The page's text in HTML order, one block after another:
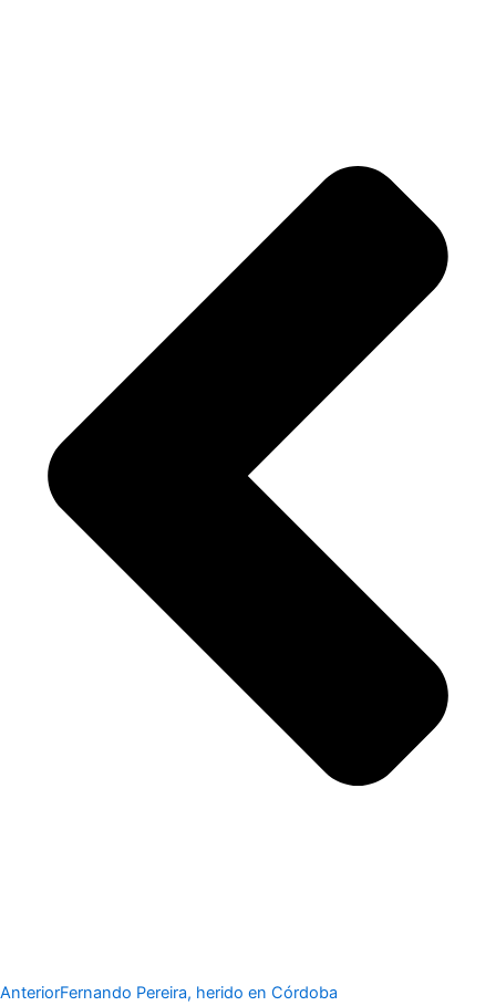
AnteriorFernando Pereira, herido en Córdoba